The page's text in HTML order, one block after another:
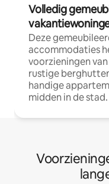
Volledig
Deze
accommodaties
voorzieningen
rustige
handige
midden in de stad.